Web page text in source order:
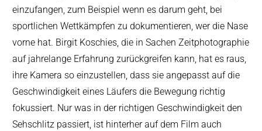
einzufangen, zum Beispiel wenn es darum geht, bei
sportlichen Wettkämpfen zu dokumentieren, wer die Nase
vorne hat. Birgit Koschies, die in Sachen Zeitphotographie
auf jahrelange Erfahrung zurückgreifen kann, hat es raus,
ihre Kamera so einzustellen, dass sie angepasst auf die
Geschwindigkeit eines Läufers die Bewegung richtig
fokussiert. Nur was in der richtigen Geschwindigkeit den
Sehschlitz passiert, ist hinterher auf dem Film auch